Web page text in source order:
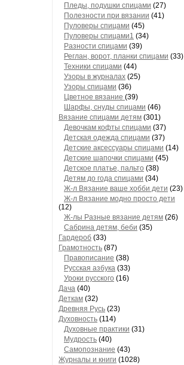
Пледы, подушки спицами (27)
Полезности при вязании (41)
Пуловеры спицами (45)
Пуловеры спицами1 (34)
Разности спицами (39)
Реглан, ворот, планки спицами (33)
Техники спицами (44)
Узоры в журналах (25)
Узоры спицами (36)
Цветное вязание (39)
Шарфы, снуды спицами (46)
Вязание спицами детям (301)
Девочкам кофты спицами (37)
Детская одежда спицами (37)
Детские аксессуары спицами (14)
Детские шапочки спицами (45)
Детское платье, пальто (38)
Детям до года спицами (34)
Ж-л Вязание ваше хобби дети (23)
Ж-л Вязание модно просто дети
(12)
Ж-лы Разные вязание детям (26)
Сабринa детям, беби (35)
Гардероб (33)
Грамотность (87)
Правописание (38)
Русская азбука (33)
Уроки русского (16)
Дача (40)
Деткам (32)
Древняя Русь (23)
Духовность (114)
Духовные практики (31)
Мудрость (40)
Самопознание (43)
Журналы и книги (1028)